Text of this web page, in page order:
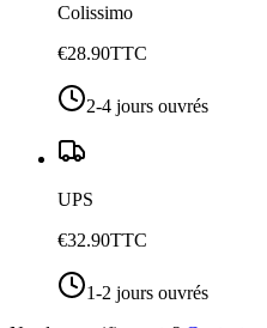
Colissimo
€28.90TTC
2-4 jours ouvrés
UPS
€32.90TTC
1-2 jours ouvrés